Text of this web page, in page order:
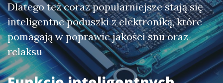
Dlatego też coraz popularniejsze stają się
inteligentne poduszki z elektroniką, które
pomagają w poprawie jakości snu oraz
relaksu